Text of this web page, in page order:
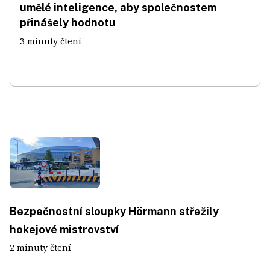
umělé inteligence, aby společnostem
přinášely hodnotu
3 minuty čtení
Bezpečnostní sloupky Hörmann střežily
hokejové mistrovství
2 minuty čtení